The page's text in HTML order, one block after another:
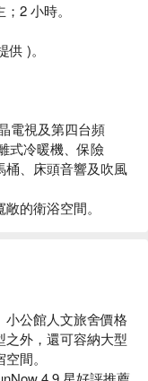
2 小時。
)。
電視及第四台頻
式冷暖機、保險
桶、床頭音響及吹風
的衛浴空間。
公館人文旅舍價格
外，還可容納大型
間。